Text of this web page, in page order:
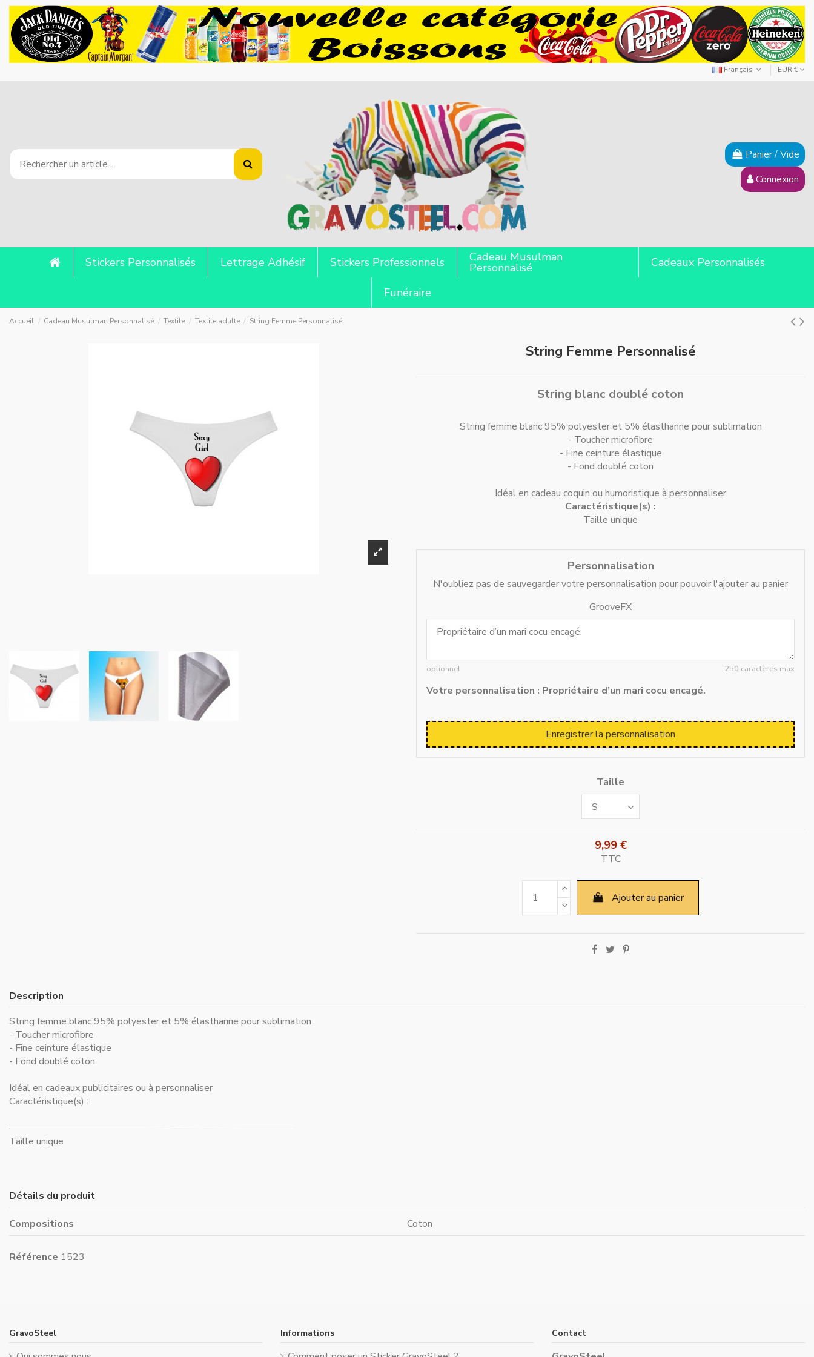
Français EUR €
Panier/Vide
Connexion
Stickers Personnalisés Lettrage Adhésif Stickers Professionnels Cadeau Musulman
Personnalisé Cadeaux Personnalisés
Funéraire
Accueil Cadeau Musulman Personnalisé Textile Textile adulte String Femme Personnalisé
String Femme Personnalisé
String blanc doublé coton
String femme blanc 95% polyester et 5% élasthanne pour sublimation
- Toucher microfibre
- Fine ceinture élastique
- Fond doublé coton
Idéal en cadeau coquin ou humoristique à personnaliser
Caractéristique(s) :
Taille unique
Personnalisation
N'oubliez pas de sauvegarder votre personnalisation pour pouvoir l'ajouter au panier
GrooveFX
optionnel 250 caractères max
Votre personnalisation : Propriétaire d’un mari cocu encagé.
Enregistrer la personnalisation
Taille
9,99 €
TTC
Ajouter au panier
Description
String femme blanc 95% polyester et 5% élasthanne pour sublimation
- Toucher microfibre
- Fine ceinture élastique
- Fond doublé coton
Idéal en cadeaux publicitaires ou à personnaliser
Caractéristique(s) :
Taille unique
Détails du produit
Compositions Coton
Référence 1523
GravoSteel Informations Contact